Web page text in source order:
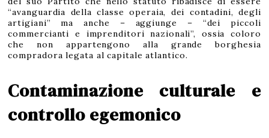
“avanguardia della classe operaia, dei contadini, degli
artigiani” ma anche – aggiunge – “dei piccoli
commercianti e imprenditori nazionali”, ossia coloro
che non appartengono alla grande borghesia
compradora legata al capitale atlantico.
Contaminazione culturale e
controllo egemonico